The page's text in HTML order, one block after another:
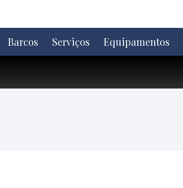
o
conteúdo
Barcos Serviços Equipamentos